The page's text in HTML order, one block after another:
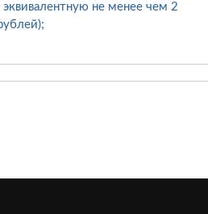
эквивалентную не менее чем 2